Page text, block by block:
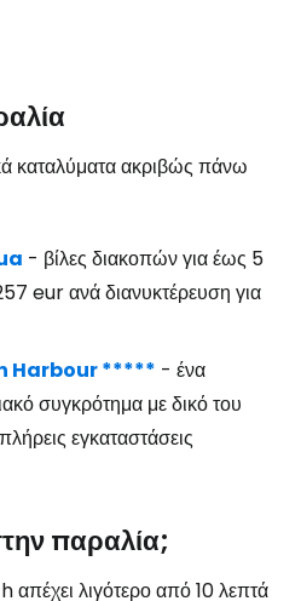
καταλύματα ακριβώς πάνω
- βίλες διακοπών για έως 5
eur ανά διανυκτέρευση για
Harbour ***** - ένα
συγκρότημα με δικό του
εγκαταστάσεις
παραλία;
λιγότερο από 10 λεπτά